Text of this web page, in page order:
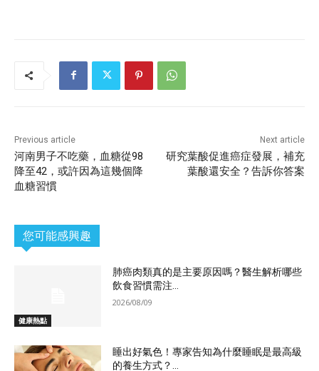
Previous article
河南男子不吃藥，血糖從98
降至42，或許因為這幾個降
血糖習慣
Next article
研究葉酸促進癌症發展，補充
葉酸還安全？告訴你答案
您可能感興趣
健康熱點
肺癌肉類真的是主要原因嗎？醫生解析哪些
飲食習慣需注...
2026/08/09
睡出好氣色！專家告知為什麼睡眠是最高級
的養生方式？...